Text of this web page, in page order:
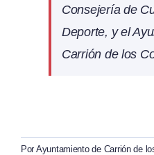
Consejería de
Deporte, y el
Carrión de los
Por Ayuntamiento de Carrión de